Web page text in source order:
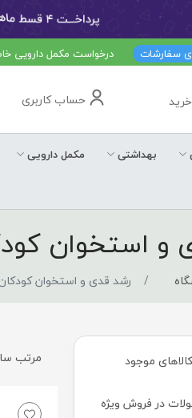
سفارشات درخواست مکمل دارویی
حساب کاربری
بهداشتی مکمل دارویی
و استخوان
رشد قدی و استخوان
موجود
در فروش ویژه
مرتب